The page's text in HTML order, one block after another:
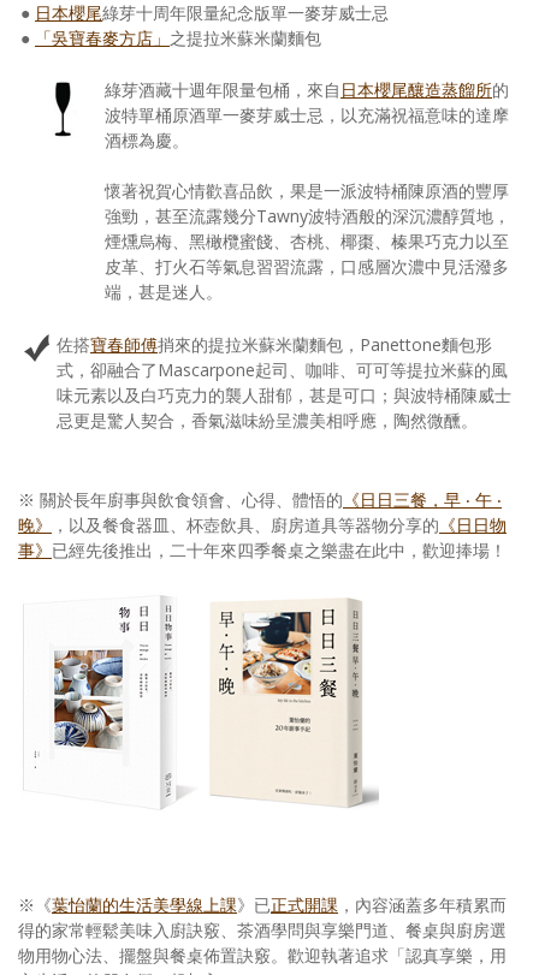
● 日本櫻尾綠芽十周年限量紀念版單一麥芽威士忌
●
「吳寶春麥方店」 之提拉米蘇米蘭麵包
綠芽酒藏十週年限量包桶，來自 日本櫻尾釀造蒸餾所的
波特單桶原酒單一麥芽威士忌，以充滿祝福意味的達摩
酒標為慶。
懷著祝賀心情歡喜品飲，果是一派波特桶陳原酒的豐厚
強勁，甚至流露幾分Tawny波特酒般的深沉濃醇質地，
煙燻烏梅、黑橄欖蜜餞、杏桃、椰棗、榛果巧克力以至
皮革、打火石等氣息習習流露，口感層次濃中見活潑多
端，甚是迷人。
佐搭寶春師傅捎來的提拉米蘇米蘭麵包，Panettone麵包形
式，卻融合了Mascarpone起司、咖啡、可可等提拉米蘇的風
味元素以及白巧克力的襲人甜郁，甚是可口；與波特桶陳威士
忌更是驚人契合，香氣滋味紛呈濃美相呼應，陶然微醺。
※ 關於長年廚事與飲食領會、心得、體悟的 《日日三餐，早 ‧ 午 ‧
晚》
，以及餐食器皿、杯壺飲具、廚房道具等器物分享的 《日日物
事》 已經先後推出，二十年來四季餐桌之樂盡在此中，歡迎捧場！
※《葉怡蘭的生活美學線上課》已正式開課 ，內容涵蓋多年積累而
得的家常輕鬆美味入廚訣竅、茶酒學問與享樂門道、餐桌與廚房選
物用物心法、擺盤與餐桌佈置訣竅。歡迎執著追求「認真享樂，用